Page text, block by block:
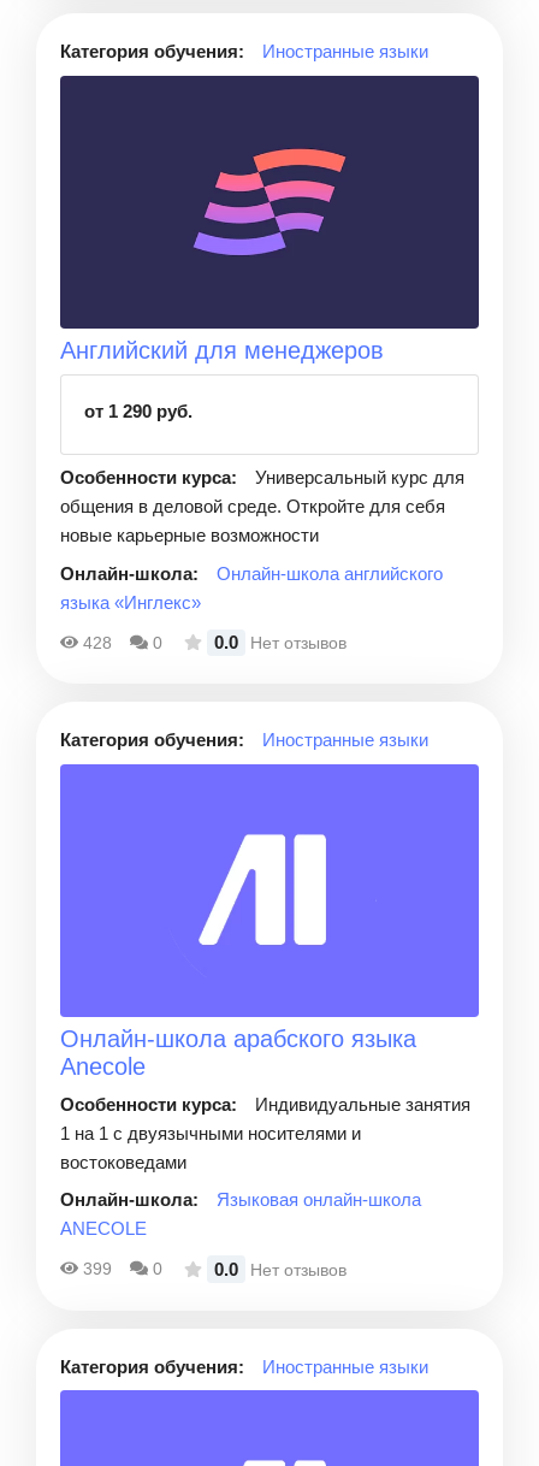
Категория обучения: Иностранные языки
Английский для менеджеров
от 1 290 руб.
Особенности курса:
Универсальный курс для
общения в деловой среде. Откройте для себя
новые карьерные возможности
Онлайн-школа:
Онлайн-школа английского
языка «Инглекс»
428 0 0.0 Нет отзывов
Категория обучения: Иностранные языки
Онлайн-школа арабского языка
Anecole
Особенности курса:
Индивидуальные занятия
1 на 1 с двуязычными носителями и
востоковедами
Онлайн-школа:
Языковая онлайн-школа
ANECOLE
399 0 0.0 Нет отзывов
Категория обучения: Иностранные языки